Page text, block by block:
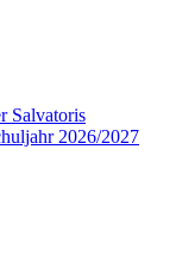
Salvatoris
2026/2027